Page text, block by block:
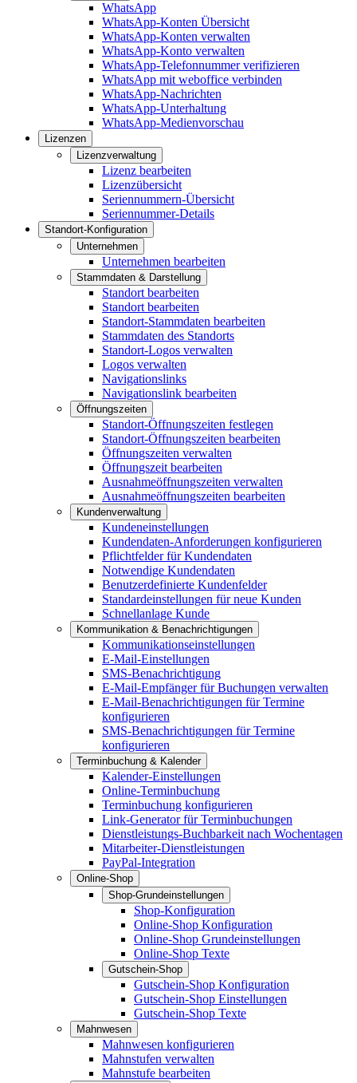
WhatsApp
WhatsApp-Konten Übersicht
WhatsApp-Konten verwalten
WhatsApp-Konto verwalten
WhatsApp-Telefonnummer verifizieren
WhatsApp mit weboffice verbinden
WhatsApp-Nachrichten
WhatsApp-Unterhaltung
WhatsApp-Medienvorschau
Lizenzen
Lizenzverwaltung
Lizenz bearbeiten
Lizenzübersicht
Seriennummern-Übersicht
Seriennummer-Details
Standort-Konfiguration
Unternehmen
Unternehmen bearbeiten
Stammdaten & Darstellung
Standort bearbeiten
Standort bearbeiten
Standort-Stammdaten bearbeiten
Stammdaten des Standorts
Standort-Logos verwalten
Logos verwalten
Navigationslinks
Navigationslink bearbeiten
Öffnungszeiten
Standort-Öffnungszeiten festlegen
Standort-Öffnungszeiten bearbeiten
Öffnungszeiten verwalten
Öffnungszeit bearbeiten
Ausnahmeöffnungszeiten verwalten
Ausnahmeöffnungszeiten bearbeiten
Kundenverwaltung
Kundeneinstellungen
Kundendaten-Anforderungen konfigurieren
Pflichtfelder für Kundendaten
Notwendige Kundendaten
Benutzerdefinierte Kundenfelder
Standardeinstellungen für neue Kunden
Schnellanlage Kunde
Kommunikation & Benachrichtigungen
Kommunikationseinstellungen
E-Mail-Einstellungen
SMS-Benachrichtigung
E-Mail-Empfänger für Buchungen verwalten
E-Mail-Benachrichtigungen für Termine
konfigurieren
SMS-Benachrichtigungen für Termine
konfigurieren
Terminbuchung & Kalender
Kalender-Einstellungen
Online-Terminbuchung
Terminbuchung konfigurieren
Link-Generator für Terminbuchungen
Dienstleistungs-Buchbarkeit nach Wochentagen
Mitarbeiter-Dienstleistungen
PayPal-Integration
Online-Shop
Shop-Grundeinstellungen
Shop-Konfiguration
Online-Shop Konfiguration
Online-Shop Grundeinstellungen
Online-Shop Texte
Gutschein-Shop
Gutschein-Shop Konfiguration
Gutschein-Shop Einstellungen
Gutschein-Shop Texte
Mahnwesen
Mahnwesen konfigurieren
Mahnstufen verwalten
Mahnstufe bearbeiten